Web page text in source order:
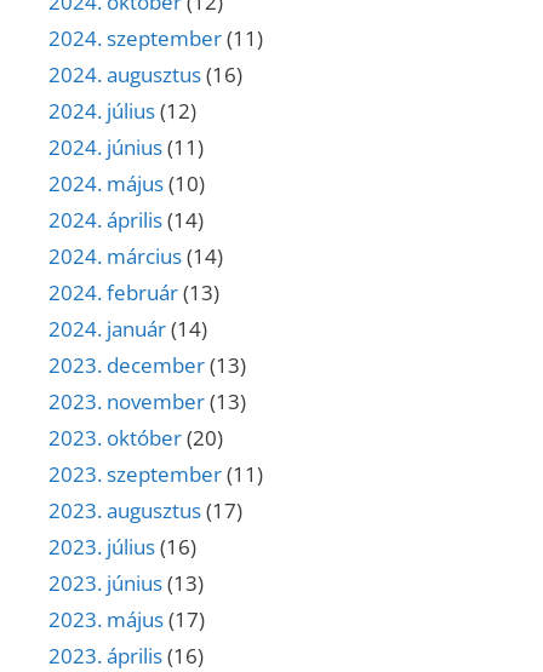
2024. szeptember(11)
2024. augusztus(16)
2024. július(12)
2024. június(11)
2024. május(10)
2024. április(14)
2024. március(14)
2024. február(13)
2024. január(14)
2023. december(13)
2023. november(13)
2023. október(20)
2023. szeptember(11)
2023. augusztus(17)
2023. július(16)
2023. június(13)
2023. május(17)
2023. április(16)